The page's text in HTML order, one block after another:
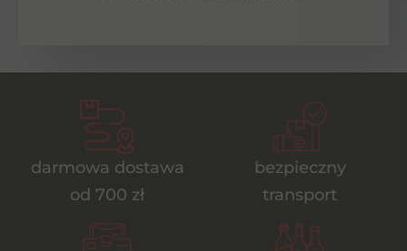
darmowa dostawa
od 700 zł
bezpieczny
transport